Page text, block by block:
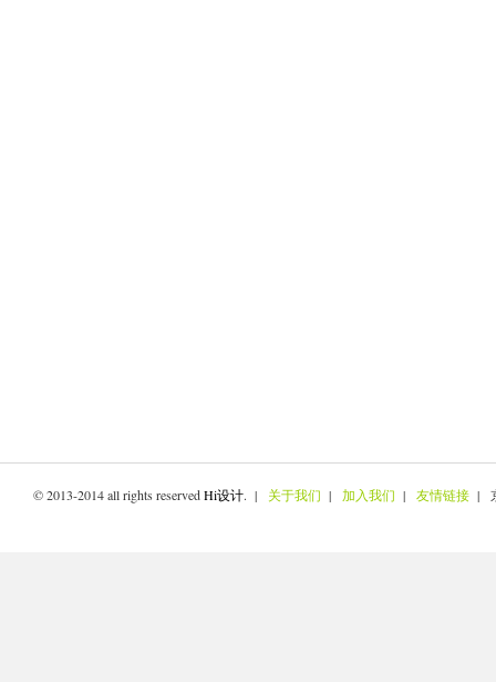
© 2013-2014 all rights reservedHi设计. | 关于我们 | 加入我们 | 友情链接 |